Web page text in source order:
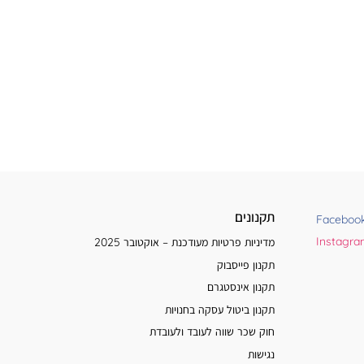
תקנונים
מדיניות פרטיות מעודכנת – אוקטובר 2025
תקנון פייסבוק
תקנון אינסטגרם
תקנון ביטול עסקה בחנויות
חוק שכר שווה לעובד ולעובדת
נגישות